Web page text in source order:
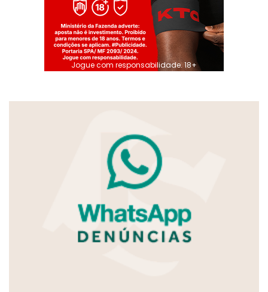
Jogue com responsabilidade. 18+